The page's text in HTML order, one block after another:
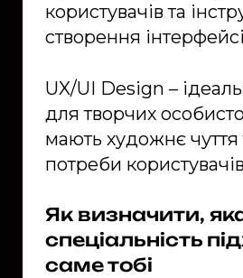
користувачів та
створення
UX/UI Design –
для творчих
мають художнє чуття
потреби
Як визначити,
спеціальність
саме тобі